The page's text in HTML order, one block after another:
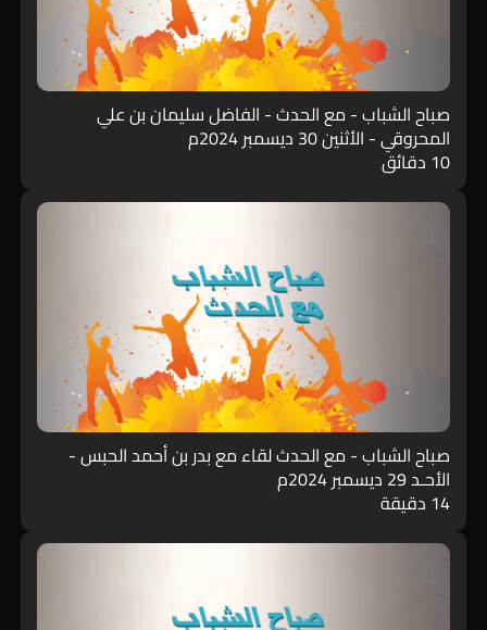
صباح الشباب - مع الحدث - الفاضل سليمان بن علي
المحروقي - الأثنين 30 ديسمبر 2024م
10 دقائق
صباح الشباب - مع الحدث لقاء مع بدر بن أحمد الحبس -
الأحـد 29 ديسمبر 2024م
14 دقيقة